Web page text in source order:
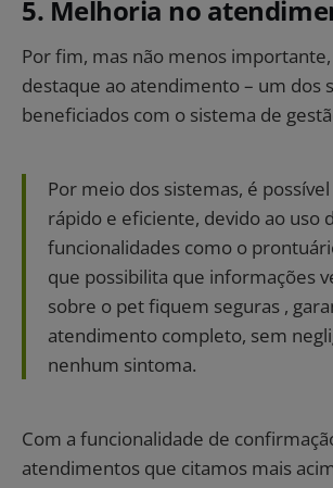
5. Melhoria no
Por fim, mas não menos
destaque ao atendimento – um dos
beneficiados com o sistema de
Por meio dos sistemas, é
rápido e eficiente, devido ao uso
funcionalidades como o
que possibilita que informações
sobre o pet fiquem seguras ,
atendimento completo, sem
nenhum sintoma.
Com a funcionalidade de
atendimentos que citamos mais